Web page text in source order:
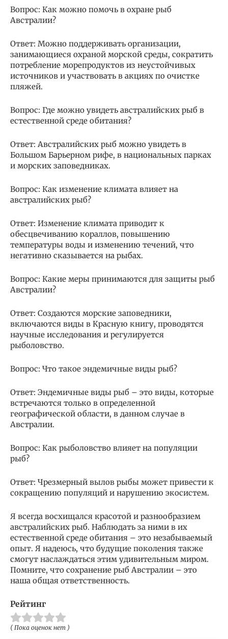
Вопрос: Как можно помочь в охране рыб
Австралии?
Ответ: Можно поддерживать организации,
занимающиеся охраной морской среды, сократить
потребление морепродуктов из неустойчивых
источников и участвовать в акциях по очистке
пляжей.
Вопрос: Где можно увидеть австралийских рыб в
естественной среде обитания?
Ответ: Австралийских рыб можно увидеть в
Большом Барьерном рифе, в национальных парках
и морских заповедниках.
Вопрос: Как изменение климата влияет на
австралийских рыб?
Ответ: Изменение климата приводит к
обесцвечиванию кораллов, повышению
температуры воды и изменению течений, что
негативно сказывается на рыбах.
Вопрос: Какие меры принимаются для защиты рыб
Австралии?
Ответ: Создаются морские заповедники,
включаются виды в Красную книгу, проводятся
научные исследования и регулируется
рыболовство.
Вопрос: Что такое эндемичные виды рыб?
Ответ: Эндемичные виды рыб – это виды, которые
встречаются только в определенной
географической области, в данном случае в
Австралии.
Вопрос: Как рыболовство влияет на популяции
рыб?
Ответ: Чрезмерный вылов рыбы может привести к
сокращению популяций и нарушению экосистем.
Я всегда восхищался красотой и разнообразием
австралийских рыб. Наблюдать за ними в их
естественной среде обитания – это незабываемый
опыт. Я надеюсь, что будущие поколения также
смогут наслаждаться этим удивительным миром.
Помните, что сохранение рыб Австралии – это
наша общая ответственность.
Рейтинг
( Пока оценок нет )